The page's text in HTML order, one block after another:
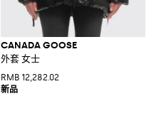
CANADA GOOSE
外套 女士
RMB 12,282.02